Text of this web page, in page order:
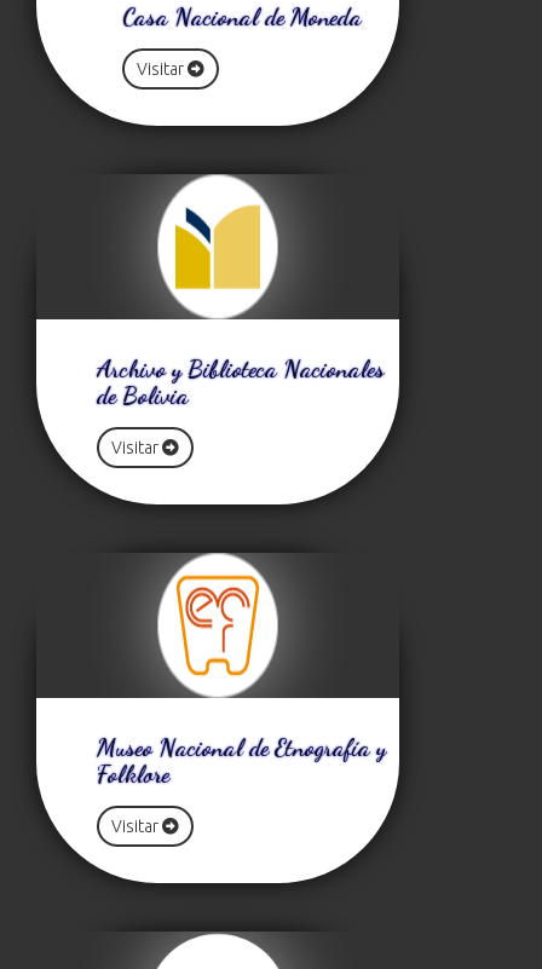
Casa Nacional de Moneda
Visitar
Archivo y Biblioteca Nacionales
de Bolivia
Visitar
Museo Nacional de Etnografía y
Folklore
Visitar